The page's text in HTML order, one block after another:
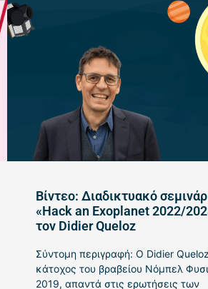
Βίντεο: Διαδικτυακό
«Hack an Exoplanet 2022/
τον Didier Queloz
Σύντομη περιγραφή: Ο Didier
κάτοχος του βραβείου Νόμπελ
2019, απαντά στις ερωτήσεις των